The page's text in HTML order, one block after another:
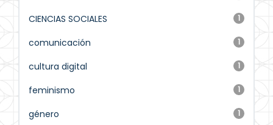
1
CIENCIAS SOCIALES
1
comunicación
1
cultura digital
1
feminismo
1
género